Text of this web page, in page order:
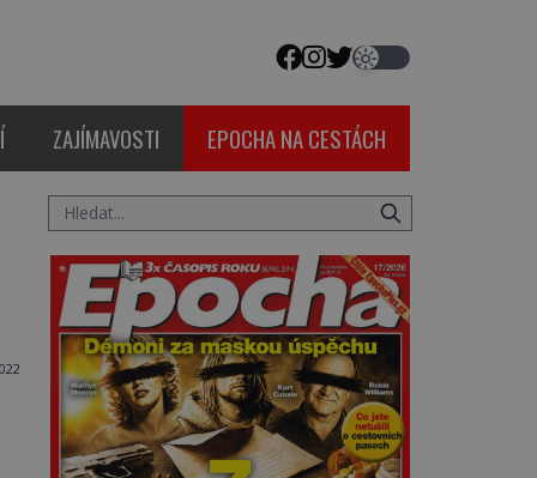
ZAJÍMAVOSTI EPOCHA NA CESTÁCH